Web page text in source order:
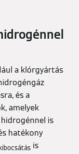
a klórgyártás
és a
amelyek
is
hatékony
is